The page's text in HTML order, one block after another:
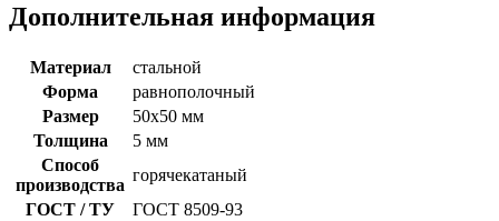
Дополнительная информация
Материал
стальной
Форма
равнополочный
Размер
50x50 мм
Толщина
5 мм
Способ
производства
горячекатаный
ГОСТ / ТУ
ГОСТ 8509-93